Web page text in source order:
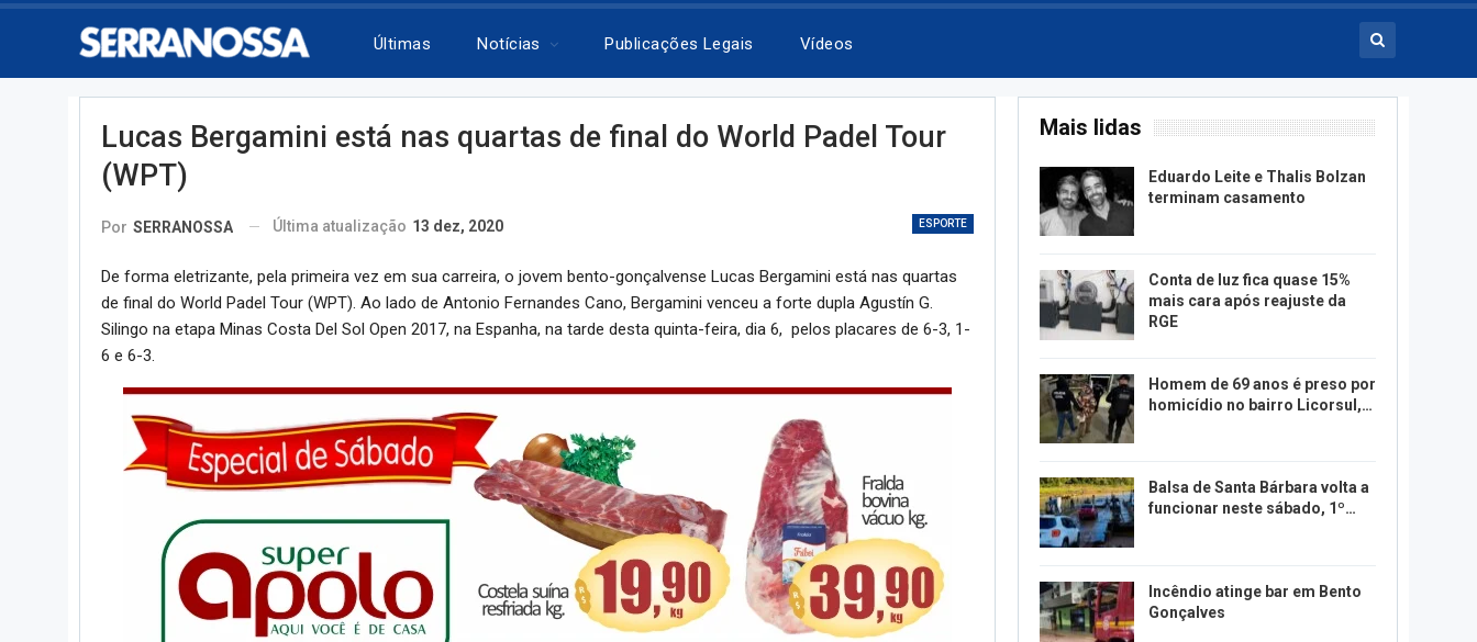
Últimas Notícias Publicações Legais Vídeos
Lucas Bergamini está nas quartas de final do World Padel Tour
(WPT)
ESPORTE
Por SERRANOSSA Última atualização 13 dez, 2020
De forma eletrizante, pela primeira vez em sua carreira, o jovem bento-gonçalvense Lucas Bergamini está nas quartas
de final do World Padel Tour (WPT). Ao lado de Antonio Fernandes Cano, Bergamini venceu a forte dupla Agustín G.
Silingo na etapa Minas Costa Del Sol Open 2017, na Espanha, na tarde desta quinta-feira, dia 6, pelos placares de 6-3, 1-
6 e 6-3.
Mais lidas
Eduardo Leite e Thalis Bolzan
terminam casamento
Conta de luz fica quase 15%
mais cara após reajuste da
RGE
Homem de 69 anos é preso por
homicídio no bairro Licorsul,…
Balsa de Santa Bárbara volta a
funcionar neste sábado, 1º…
Incêndio atinge bar em Bento
Gonçalves